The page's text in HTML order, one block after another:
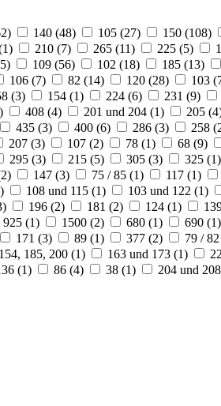
) 140 (48) 105 (27) 150 (108)
1) 210 (7) 265 (11) 225 (5)
5) 109 (56) 102 (18) 185 (13)
106 (7) 82 (14) 120 (28) 103 (
(3) 154 (1) 224 (6) 231 (9)
) 408 (4) 201 und 204 (1) 205 (4
435 (3) 400 (6) 286 (3) 258 (
207 (3) 107 (2) 78 (1) 68 (9)
295 (3) 215 (5) 305 (3) 325 (1)
2) 147 (3) 75 / 85 (1) 117 (1)
) 108 und 115 (1) 103 und 122 (1)
) 196 (2) 181 (2) 124 (1)
925 (1) 1500 (2) 680 (1) 690 (1)
171 (3) 89 (1) 377 (2) 79 /
154, 185, 200 (1) 163 und 173 (1)
(1) 86 (4) 38 (1) 204 und